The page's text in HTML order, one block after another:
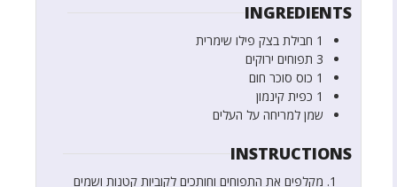
INGREDIENTS
1 חבילת בצק פילו שימרית
3 תפוחים ירוקים
1 כוס סוכר חום
1 כפית קינמון
שמן למריחה על העלים
INSTRUCTIONS
מקלפים את התפוחים וחותכים לקוביות קטנות ושמים